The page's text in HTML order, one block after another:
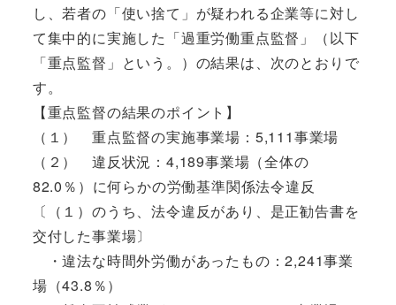
し、若者の「使い捨て」が疑われる企業等に対し
て集中的に実施した「過重労働重点監督」（以下
「重点監督」という。）の結果は、次のとおりで
す。
【重点監督の結果のポイント】
（１） 重点監督の実施事業場：5,111事業場
（２） 違反状況：4,189事業場（全体の
82.0％）に何らかの労働基準関係法令違反
〔（１）のうち、法令違反があり、是正勧告書を
交付した事業場〕
・違法な時間外労働があったもの：2,241事業
場（43.8％）